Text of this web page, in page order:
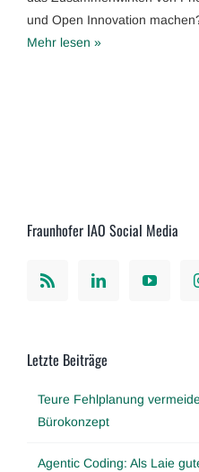
und Open Innovation
Mehr lesen »
Fraunhofer IAO Social Media
Letzte Beiträge
Teure Fehlplanung
Bürokonzept
Agentic Coding: Als Laie